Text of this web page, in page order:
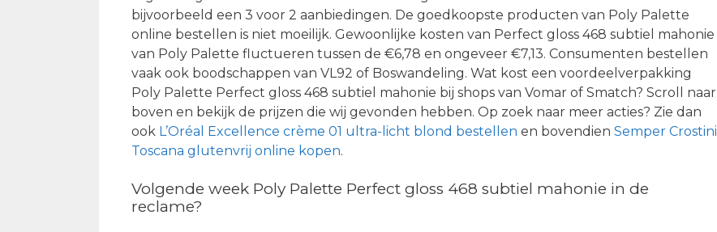
bijvoorbeeld een 3 voor 2 aanbiedingen. De goedkoopste producten van Poly Palette
online bestellen is niet moeilijk. Gewoonlijke kosten van Perfect gloss 468 subtiel mahonie
van Poly Palette fluctueren tussen de €6,78 en ongeveer €7,13. Consumenten bestellen
vaak ook boodschappen van VL92 of Boswandeling. Wat kost een voordeelverpakking
Poly Palette Perfect gloss 468 subtiel mahonie bij shops van Vomar of Smatch? Scroll naar
boven en bekijk de prijzen die wij gevonden hebben. Op zoek naar meer acties? Zie dan
ook L’Oréal Excellence crème 01 ultra-licht blond bestellen en bovendien Semper Crostini
Toscana glutenvrij online kopen.
Volgende week Poly Palette Perfect gloss 468 subtiel mahonie in de
reclame?